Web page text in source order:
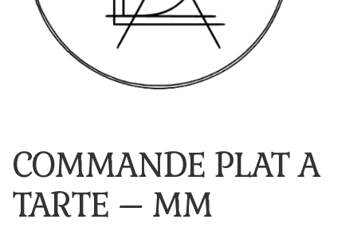
Bol
Coquetier
COMMANDE PLAT A
TARTE – MM